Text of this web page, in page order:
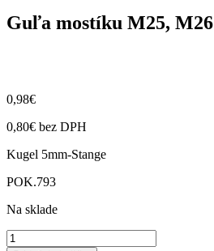
Guľa mostíku M25, M26
0,98€
0,80€ bez DPH
Kugel 5mm-Stange
POK.793
Na sklade
množstvo